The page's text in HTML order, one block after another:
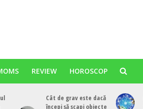
REVIEW HOROSCOP
Cât de grav este dacă
începi să scapi obiecte